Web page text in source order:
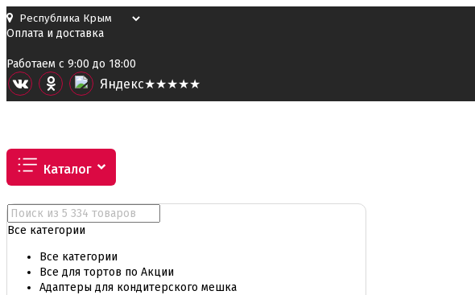
Оплата и доставка
Работаем с 9:00 до 18:00
Яндекс★★★★★
Каталог
Все категории
Все категории
Все для тортов по Акции
Адаптеры для кондитерского мешка